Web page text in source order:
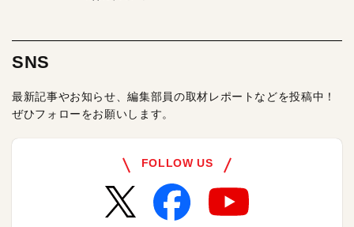
SNS
最新記事やお知らせ、編集部員の取材レポートなどを投稿中！
ぜひフォローをお願いします。
FOLLOW US